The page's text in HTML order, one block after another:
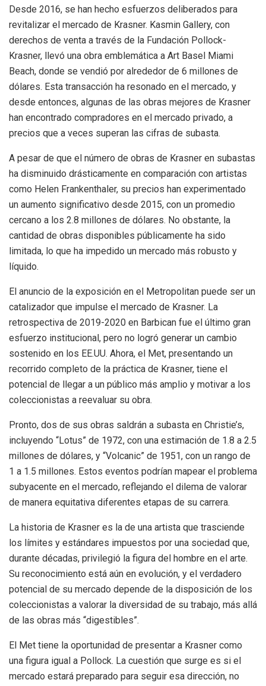
Desde 2016, se han hecho esfuerzos deliberados para
revitalizar el mercado de Krasner. Kasmin Gallery, con
derechos de venta a través de la Fundación Pollock-
Krasner, llevó una obra emblemática a Art Basel Miami
Beach, donde se vendió por alrededor de 6 millones de
dólares. Esta transacción ha resonado en el mercado, y
desde entonces, algunas de las obras mejores de Krasner
han encontrado compradores en el mercado privado, a
precios que a veces superan las cifras de subasta.
A pesar de que el número de obras de Krasner en subastas
ha disminuido drásticamente en comparación con artistas
como Helen Frankenthaler, su precios han experimentado
un aumento significativo desde 2015, con un promedio
cercano a los 2.8 millones de dólares. No obstante, la
cantidad de obras disponibles públicamente ha sido
limitada, lo que ha impedido un mercado más robusto y
líquido.
El anuncio de la exposición en el Metropolitan puede ser un
catalizador que impulse el mercado de Krasner. La
retrospectiva de 2019-2020 en Barbican fue el último gran
esfuerzo institucional, pero no logró generar un cambio
sostenido en los EE.UU. Ahora, el Met, presentando un
recorrido completo de la práctica de Krasner, tiene el
potencial de llegar a un público más amplio y motivar a los
coleccionistas a reevaluar su obra.
Pronto, dos de sus obras saldrán a subasta en Christie’s,
incluyendo “Lotus” de 1972, con una estimación de 1.8 a 2.5
millones de dólares, y “Volcanic” de 1951, con un rango de
1 a 1.5 millones. Estos eventos podrían mapear el problema
subyacente en el mercado, reflejando el dilema de valorar
de manera equitativa diferentes etapas de su carrera.
La historia de Krasner es la de una artista que trasciende
los límites y estándares impuestos por una sociedad que,
durante décadas, privilegió la figura del hombre en el arte.
Su reconocimiento está aún en evolución, y el verdadero
potencial de su mercado depende de la disposición de los
coleccionistas a valorar la diversidad de su trabajo, más allá
de las obras más “digestibles”.
El Met tiene la oportunidad de presentar a Krasner como
una figura igual a Pollock. La cuestión que surge es si el
mercado estará preparado para seguir esa dirección, no